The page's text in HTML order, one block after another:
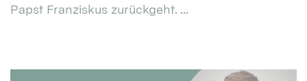
Papst Franziskus zurückgeht. ...